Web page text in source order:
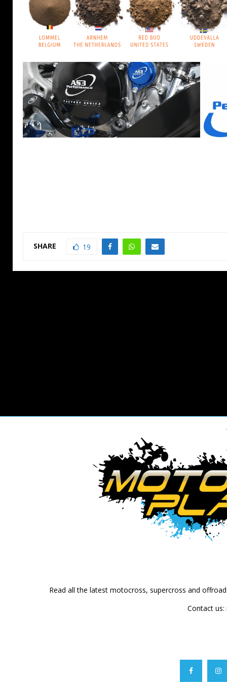
SHARE 19
Read all the latest motocross, supercross and
Contact us: